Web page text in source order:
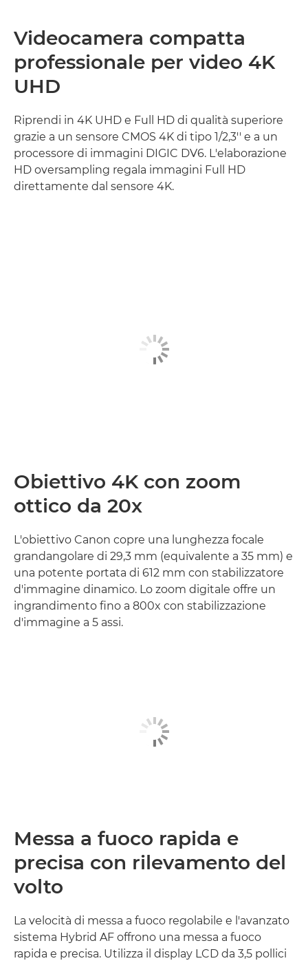
Videocamera compatta
professionale per video 4K
UHD
Riprendi in 4K UHD e Full HD di qualità superiore
grazie a un sensore CMOS 4K di tipo 1/2,3'' e a un
processore di immagini DIGIC DV6. L'elaborazione
HD oversampling regala immagini Full HD
direttamente dal sensore 4K.
Obiettivo 4K con zoom
ottico da 20x
L'obiettivo Canon copre una lunghezza focale
grandangolare di 29,3 mm (equivalente a 35 mm) e
una potente portata di 612 mm con stabilizzatore
d'immagine dinamico. Lo zoom digitale offre un
ingrandimento fino a 800x con stabilizzazione
d'immagine a 5 assi.
Messa a fuoco rapida e
precisa con rilevamento del
volto
La velocità di messa a fuoco regolabile e l'avanzato
sistema Hybrid AF offrono una messa a fuoco
rapida e precisa. Utilizza il display LCD da 3,5 pollici